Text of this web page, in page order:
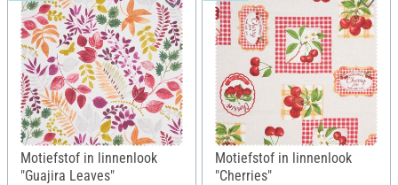
Motiefstof in linnenlook
"Guajira Leaves"
Motiefstof in linnenlook
"Cherries"